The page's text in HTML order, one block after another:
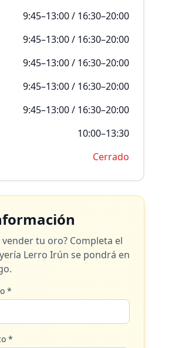
9:45–13:00 / 16:30–20:00
9:45–13:00 / 16:30–20:00
9:45–13:00 / 16:30–20:00
9:45–13:00 / 16:30–20:00
9:45–13:00 / 16:30–20:00
10:00–13:30
Cerrado
tu oro? Completa el
Lerro Irún se pondrá en
*
*